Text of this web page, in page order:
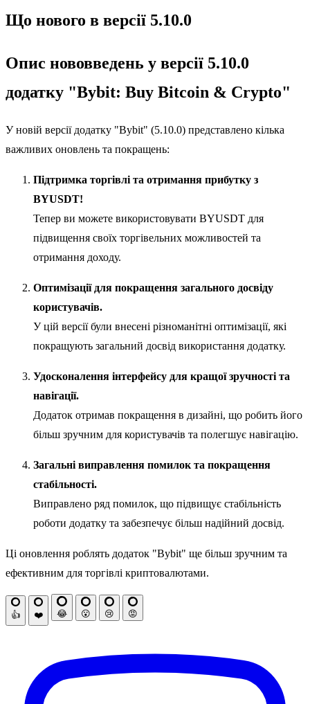
Що нового в версії 5.10.0
Опис нововведень у версії 5.10.0
додатку "Bybit: Buy Bitcoin & Crypto"
У новій версії додатку "Bybit" (5.10.0) представлено кілька
важливих оновлень та покращень:
Підтримка торгівлі та отримання прибутку з
BYUSDT!
Тепер ви можете використовувати BYUSDT для
підвищення своїх торгівельних можливостей та
отримання доходу.
Оптимізації для покращення загального досвіду
користувачів.
У цій версії були внесені різноманітні оптимізації, які
покращують загальний досвід використання додатку.
Удосконалення інтерфейсу для кращої зручності та
навігації.
Додаток отримав покращення в дизайні, що робить його
більш зручним для користувачів та полегшує навігацію.
Загальні виправлення помилок та покращення
стабільності.
Виправлено ряд помилок, що підвищує стабільність
роботи додатку та забезпечує більш надійний досвід.
Ці оновлення роблять додаток "Bybit" ще більш зручним та
ефективним для торгівлі криптовалютами.
👍 ❤️ 😂 😮 😢 😡